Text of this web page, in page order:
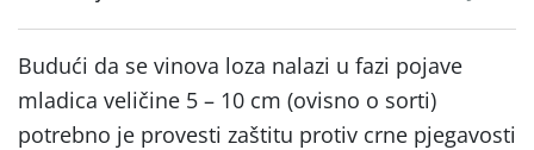
Budući da se vinova loza nalazi u fazi pojave
mladica veličine 5 – 10 cm (ovisno o sorti)
potrebno je provesti zaštitu protiv crne pjegavosti